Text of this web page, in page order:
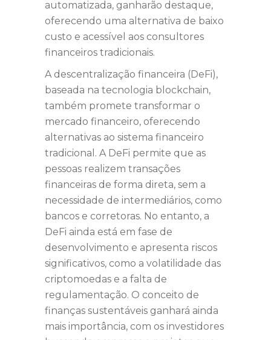
automatizada, ganharão destaque,
oferecendo uma alternativa de baixo
custo e acessível aos consultores
financeiros tradicionais.
A descentralização financeira (DeFi),
baseada na tecnologia blockchain,
também promete transformar o
mercado financeiro, oferecendo
alternativas ao sistema financeiro
tradicional. A DeFi permite que as
pessoas realizem transações
financeiras de forma direta, sem a
necessidade de intermediários, como
bancos e corretoras. No entanto, a
DeFi ainda está em fase de
desenvolvimento e apresenta riscos
significativos, como a volatilidade das
criptomoedas e a falta de
regulamentação. O conceito de
finanças sustentáveis ganhará ainda
mais importância, com os investidores